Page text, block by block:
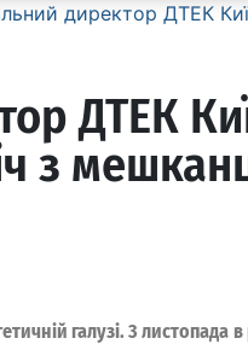
директор ДТЕК
ДТЕК
з
галузі. 3